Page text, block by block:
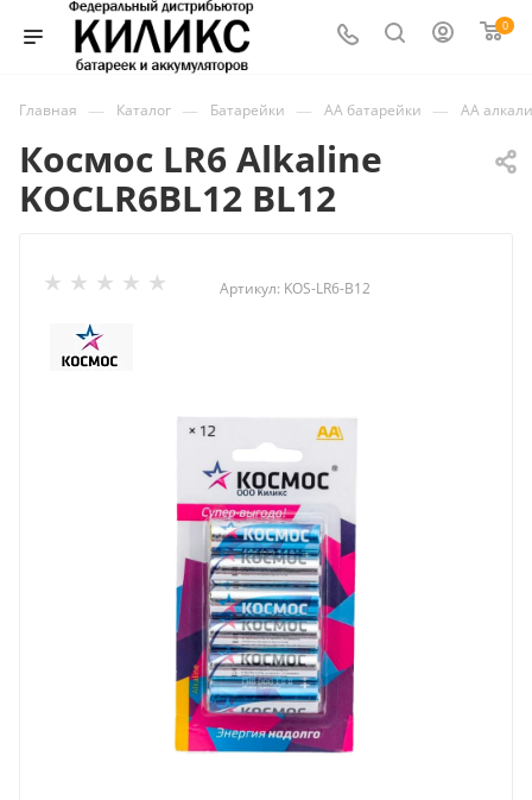
0
Главная — Каталог — Батарейки — AA батарейки — АА
Космос LR6 Alkaline
KOCLR6BL12 BL12
Артикул: KOS-LR6-B12